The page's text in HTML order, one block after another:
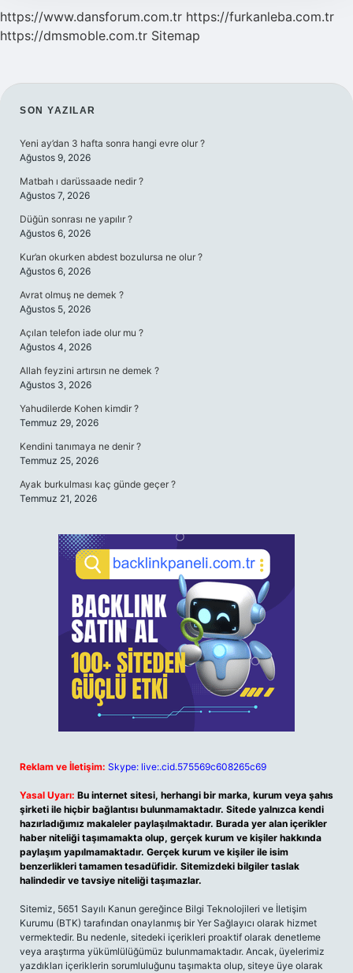
https://www.dansforum.com.tr https://furkanleba.com.tr
https://dmsmoble.com.tr Sitemap
SIDEBAR
SON YAZILAR
Yeni ay’dan 3 hafta sonra hangi evre olur ?
Ağustos 9, 2026
Matbah ı darüssaade nedir ?
Ağustos 7, 2026
Düğün sonrası ne yapılır ?
Ağustos 6, 2026
Kur’an okurken abdest bozulursa ne olur ?
Ağustos 6, 2026
Avrat olmuş ne demek ?
Ağustos 5, 2026
Açılan telefon iade olur mu ?
Ağustos 4, 2026
Allah feyzini artırsın ne demek ?
Ağustos 3, 2026
Yahudilerde Kohen kimdir ?
Temmuz 29, 2026
Kendini tanımaya ne denir ?
Temmuz 25, 2026
Ayak burkulması kaç günde geçer ?
Temmuz 21, 2026
Reklam ve İletişim: Skype: live:.cid.575569c608265c69
Yasal Uyarı: Bu internet sitesi, herhangi bir marka, kurum veya şahıs
şirketi ile hiçbir bağlantısı bulunmamaktadır. Sitede yalnızca kendi
hazırladığımız makaleler paylaşılmaktadır. Burada yer alan içerikler
haber niteliği taşımamakta olup, gerçek kurum ve kişiler hakkında
paylaşım yapılmamaktadır. Gerçek kurum ve kişiler ile isim
benzerlikleri tamamen tesadüfidir. Sitemizdeki bilgiler taslak
halindedir ve tavsiye niteliği taşımazlar.
Sitemiz, 5651 Sayılı Kanun gereğince Bilgi Teknolojileri ve İletişim
Kurumu (BTK) tarafından onaylanmış bir Yer Sağlayıcı olarak hizmet
vermektedir. Bu nedenle, sitedeki içerikleri proaktif olarak denetleme
veya araştırma yükümlülüğümüz bulunmamaktadır. Ancak, üyelerimiz
yazdıkları içeriklerin sorumluluğunu taşımakta olup, siteye üye olarak